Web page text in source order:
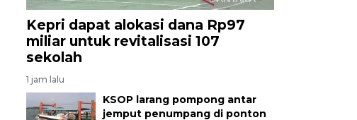
Kepri dapat alokasi dana Rp97
miliar untuk revitalisasi 107
sekolah
1 jam lalu
KSOP larang pompong antar
jemput penumpang di ponton